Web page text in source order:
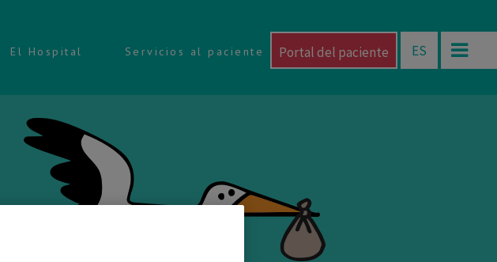
El Hospital Servicios al paciente Portal del paciente ES